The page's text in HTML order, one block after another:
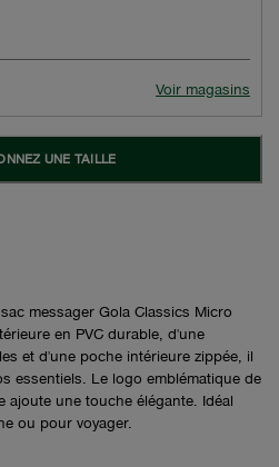
Voir magasins
UNE TAILLE
messager Gola Classics Micro
en PVC durable, d'une
et d'une poche intérieure zippée, il
essentiels. Le logo emblématique de
ajoute une touche élégante. Idéal
ou pour voyager.